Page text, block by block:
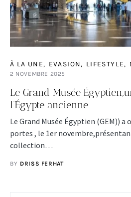
À LA UNE EVASION LIFESTYLE
2 NOVEMBRE 2025
Le Grand Musée
l’Égypte ancienne
Le Grand Musée Égyptien (GEM))
portes , le 1er
collection…
BY DRISS FERHAT